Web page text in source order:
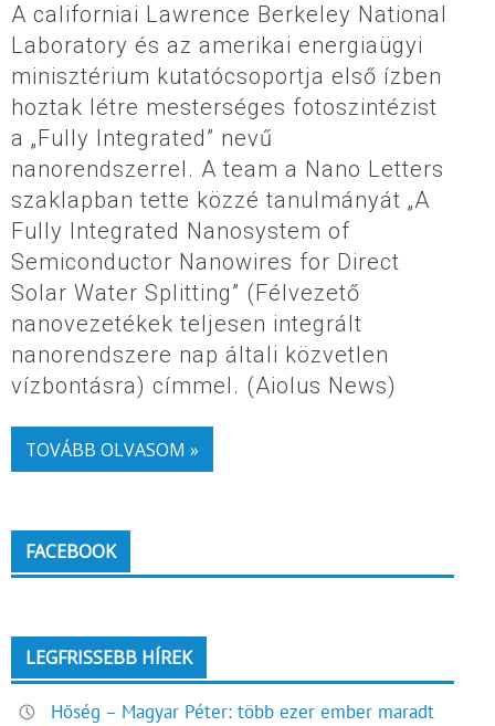
A californiai Lawrence Berkeley National
Laboratory és az amerikai energiaügyi
minisztérium kutatócsoportja első ízben
hoztak létre mesterséges fotoszintézist
a „Fully Integrated” nevű
nanorendszerrel. A team a Nano Letters
szaklapban tette közzé tanulmányát „A
Fully Integrated Nanosystem of
Semiconductor Nanowires for Direct
Solar Water Splitting” (Félvezető
nanovezetékek teljesen integrált
nanorendszere nap általi közvetlen
vízbontásra) címmel. (Aiolus News)
TOVÁBB OLVASOM »
FACEBOOK
LEGFRISSEBB HÍREK
Hőség – Magyar Péter: több ezer ember maradt